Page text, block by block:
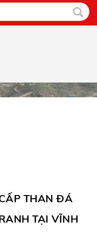
THAN ĐÁ
TẠI VĨNH